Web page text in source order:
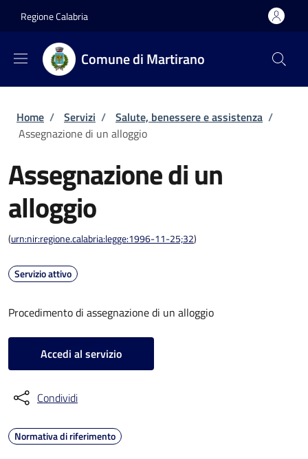
Regione Calabria
Comune di Martirano
Briciole di pane
Home / Servizi / Salute, benessere e assistenza /
Assegnazione di un alloggio
Assegnazione di un
alloggio
(urn:nir:regione.calabria:legge:1996-11-25;32)
Servizio attivo
Procedimento di assegnazione di un alloggio
Accedi al servizio
Condividi
Normativa di riferimento